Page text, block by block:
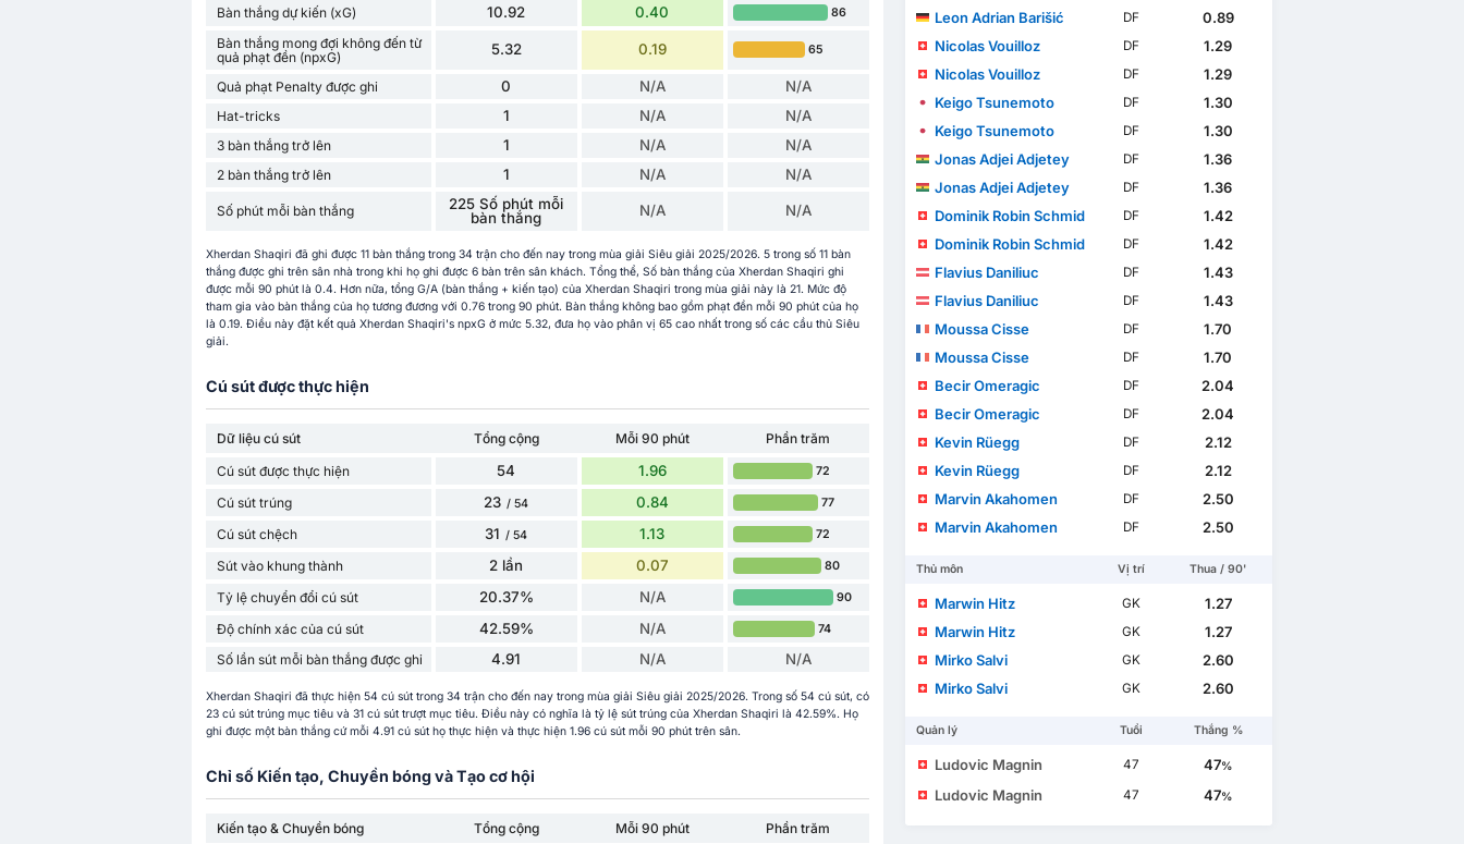
Bàn thắng dự kiến (xG) 10.92 0.40 86
Bàn thắng mong đợi không đến từ
quả phạt đền (npxG)
5.32 0.19 65
Quả phạt Penalty được ghi 0 N/A N/A
Hat-tricks 1 N/A N/A
3 bàn thắng trở lên 1 N/A N/A
2 bàn thắng trở lên 1 N/A N/A
Số phút mỗi bàn thắng
225 Số phút mỗi
bàn thắng
N/A N/A
Xherdan Shaqiri đã ghi được 11 bàn thắng trong 34 trận cho đến nay trong mùa giải Siêu giải 2025/2026. 5 trong số 11 bàn
thắng được ghi trên sân nhà trong khi họ ghi được 6 bàn trên sân khách. Tổng thể, Số bàn thắng của Xherdan Shaqiri ghi
được mỗi 90 phút là 0.4. Hơn nữa, tổng G/A (bàn thắng + kiến tạo) của Xherdan Shaqiri trong mùa giải này là 21. Mức độ
tham gia vào bàn thắng của họ tương đương với 0.76 trong 90 phút. Bàn thắng không bao gồm phạt đền mỗi 90 phút của họ
là 0.19. Điều này đặt kết quả Xherdan Shaqiri's npxG ở mức 5.32, đưa họ vào phân vị 65 cao nhất trong số các cầu thủ Siêu
giải.
Cú sút được thực hiện
Dữ liệu cú sút Tổng cộng Mỗi 90 phút
Phần trăm
Cú sút được thực hiện
54 1.96 72
Cú sút trúng 23 / 54 0.84 77
Cú sút chệch 31 / 54 1.13 72
Sút vào khung thành 2 lần 0.07 80
Tỷ lệ chuyển đổi cú sút 20.37% N/A 90
Độ chính xác của cú sút 42.59% N/A 74
Số lần sút mỗi bàn thắng được ghi 4.91 N/A N/A
Xherdan Shaqiri đã thực hiện 54 cú sút trong 34 trận cho đến nay trong mùa giải Siêu giải 2025/2026. Trong số 54 cú sút, có
23 cú sút trúng mục tiêu và 31 cú sút trượt mục tiêu. Điều này có nghĩa là tỷ lệ sút trúng của Xherdan Shaqiri là 42.59%. Họ
ghi được một bàn thắng cứ mỗi 4.91 cú sút họ thực hiện và thực hiện 1.96 cú sút mỗi 90 phút trên sân.
Chỉ số Kiến tạo, Chuyền bóng và Tạo cơ hội
Kiến tạo & Chuyền bóng Tổng cộng Mỗi 90 phút
Phần trăm
Leon Adrian Barišić
DF
0.89
Nicolas Vouilloz
DF
1.29
Nicolas Vouilloz
DF
1.29
Keigo Tsunemoto
DF
1.30
Keigo Tsunemoto
DF
1.30
Jonas Adjei Adjetey
DF
1.36
Jonas Adjei Adjetey
DF
1.36
Dominik Robin Schmid
DF
1.42
Dominik Robin Schmid
DF
1.42
Flavius Daniliuc
DF
1.43
Flavius Daniliuc
DF
1.43
Moussa Cisse
DF
1.70
Moussa Cisse
DF
1.70
Becir Omeragic
DF
2.04
Becir Omeragic
DF
2.04
Kevin Rüegg
DF
2.12
Kevin Rüegg
DF
2.12
Marvin Akahomen
DF
2.50
Marvin Akahomen
DF 2.50
Thủ môn Vị trí Thua / 90'
Marwin Hitz GK
1.27
Marwin Hitz
GK
1.27
Mirko Salvi
GK
2.60
Mirko Salvi
GK 2.60
Quản lý Tuổi Thắng %
Ludovic Magnin 47 47%
Ludovic Magnin 47 47%